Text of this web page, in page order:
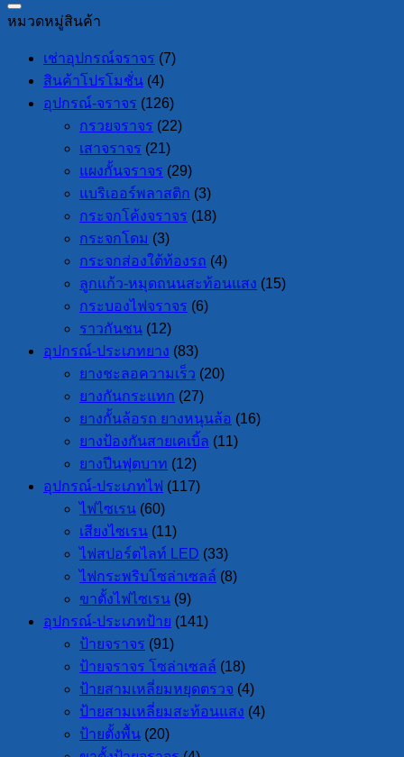
หมวดหมู่สินค้า
เช่าอุปกรณ์จราจร (7)
สินค้าโปรโมชั่น (4)
อุปกรณ์-จราจร (126)
กรวยจราจร (22)
เสาจราจร (21)
แผงกั้นจราจร (29)
แบริเออร์พลาสติก (3)
กระจกโค้งจราจร (18)
กระจกโดม (3)
กระจกส่องใต้ท้องรถ (4)
ลูกแก้ว-หมุดถนนสะท้อนแสง (15)
กระบองไฟจราจร (6)
ราวกันชน (12)
อุปกรณ์-ประเภทยาง (83)
ยางชะลอความเร็ว (20)
ยางกันกระแทก (27)
ยางกั้นล้อรถ ยางหนุนล้อ (16)
ยางป้องกันสายเคเบิ้ล (11)
ยางปีนฟุตบาท (12)
อุปกรณ์-ประเภทไฟ (117)
ไฟไซเรน (60)
เสียงไซเรน (11)
ไฟสปอร์ตไลท์ LED (33)
ไฟกระพริบโซล่าเซลล์ (8)
ขาตั้งไฟไซเรน (9)
อุปกรณ์-ประเภทป้าย (141)
ป้ายจราจร (91)
ป้ายจราจร โซล่าเซลล์ (18)
ป้ายสามเหลี่ยมหยุดตรวจ (4)
ป้ายสามเหลี่ยมสะท้อนแสง (4)
ป้ายตั้งพื้น (20)